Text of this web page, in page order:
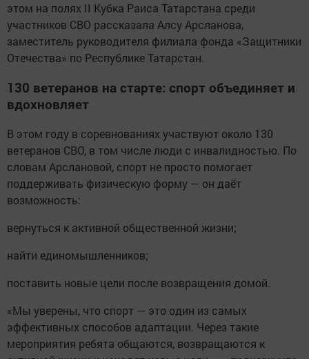
этом на полях II Кубка Раиса Татарстана среди
участников СВО рассказала Алсу Арсланова,
заместитель руководителя филиала фонда «Защитники
Отечества» по Республике Татарстан.
130 ветеранов на старте: спорт объединяет и
вдохновляет
В этом году в соревнованиях участвуют около 130
ветеранов СВО, в том числе люди с инвалидностью. По
словам Арслановой, спорт не просто помогает
поддерживать физическую форму — он даёт
возможность:
вернуться к активной общественной жизни;
найти единомышленников;
поставить новые цели после возвращения домой.
«Мы уверены, что спорт — это один из самых
эффективных способов адаптации. Через такие
мероприятия ребята общаются, возвращаются к